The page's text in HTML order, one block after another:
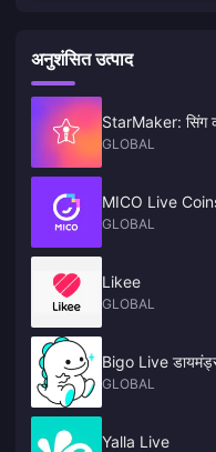
अनुशंसित उत्पाद
StarMaker: सिंग
GLOBAL
MICO Live
GLOBAL
Likee
GLOBAL
Bigo Live
GLOBAL
Yalla Live